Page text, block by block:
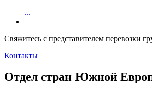
...
Свяжитесь с представителем перевозки
Контакты
Отдел стран Южной